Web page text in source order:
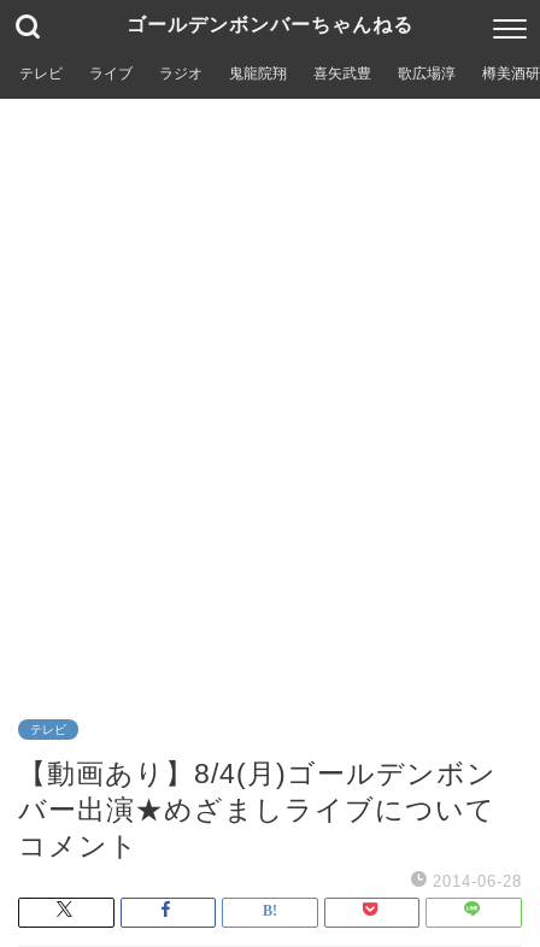
ゴールデンボンバーちゃんねる
テレビ ライブ ラジオ 鬼龍院翔 喜矢武豊 歌広場淳 樽美酒
テレビ
【動画あり】8/4(月)ゴールデンボン
バー出演★めざましライブについて
コメント
2014-06-28